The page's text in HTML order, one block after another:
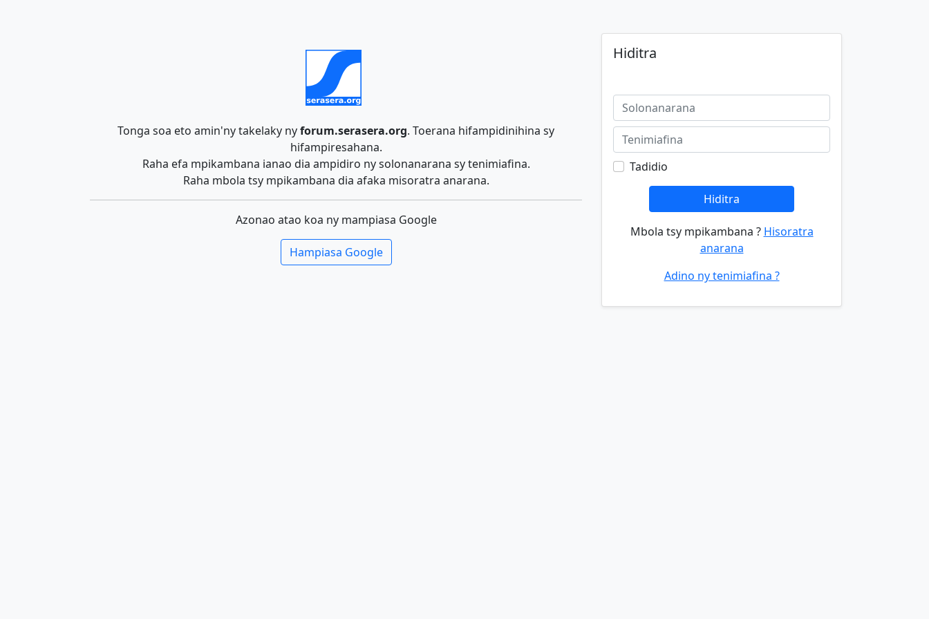
Tonga soa eto amin'ny takelaky nyforum.serasera.org. Toerana hifampidinihina sy
hifampiresahana.
Raha efa mpikambana ianao dia ampidiro ny solonanarana sy tenimiafina.
Raha mbola tsy mpikambana dia afaka misoratra anarana.
Azonao atao koa ny mampiasa Google
Hampiasa Google
Hiditra
Tadidio
Hiditra
Mbola tsy mpikambana ? Hisoratra
anarana
Adino ny tenimiafina ?